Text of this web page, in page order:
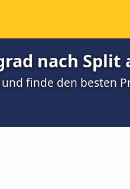
nach Split
finde den besten